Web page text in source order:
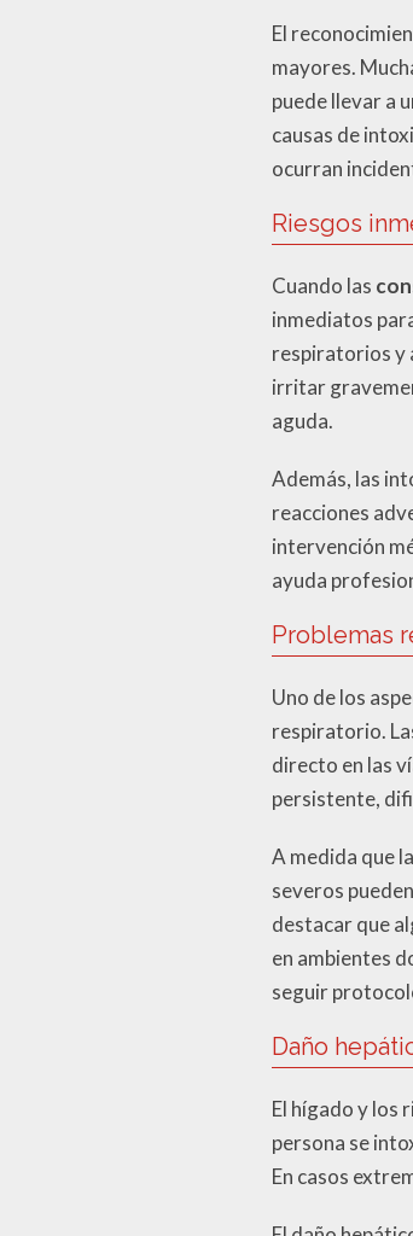
El
mayores.
puede llevar a
causas de
ocurran
Riesgos
Cuando las
inmediatos
respiratorios y
irritar
aguda.
Además, las
reacciones
intervención
ayuda
Problemas
Uno de los
respiratorio.
directo en las
persistente,
A medida que
severos
destacar que
en ambientes
seguir
Daño
El hígado y los
persona se
En casos